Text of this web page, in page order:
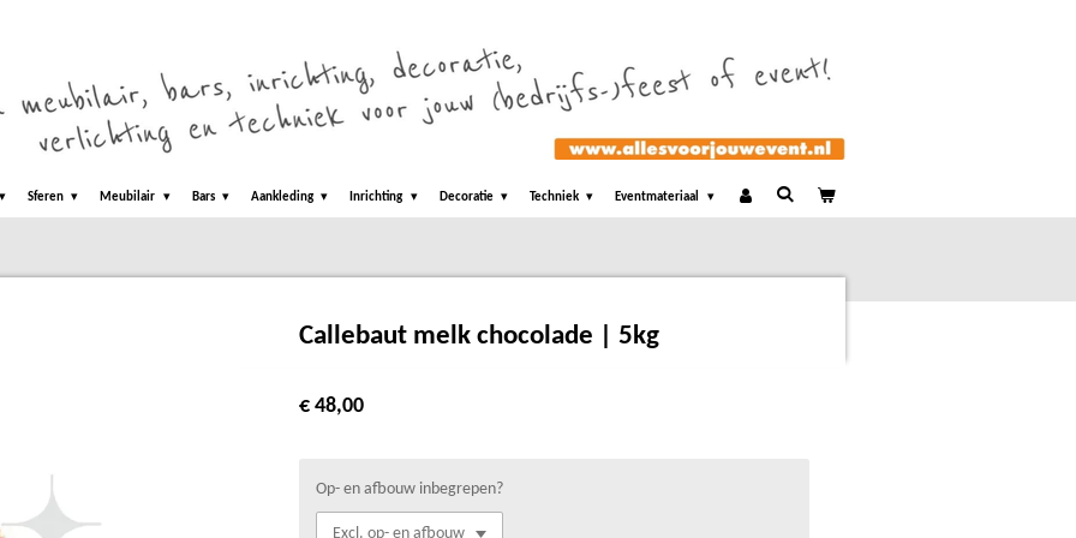
Sferen Meubilair Bars Aankleding Inrichting Decoratie Techniek Eventmateriaal
Callebaut melk chocolade | 5kg
€ 48,00
Op- en afbouw inbegrepen?